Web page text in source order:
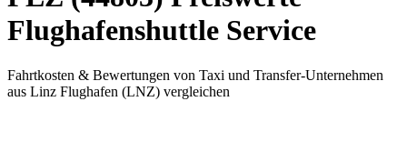
Flughafenshuttle Service
Fahrtkosten & Bewertungen von Taxi und Transfer-Unternehmen
aus Linz Flughafen (LNZ) vergleichen